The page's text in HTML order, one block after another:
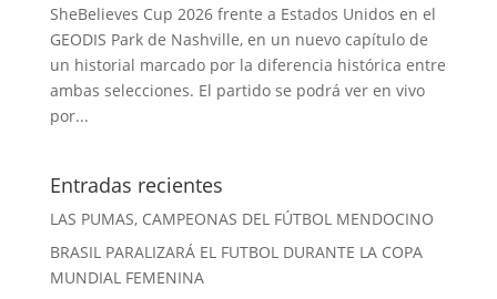
SheBelieves Cup 2026 frente a Estados Unidos en el
GEODIS Park de Nashville, en un nuevo capítulo de
un historial marcado por la diferencia histórica entre
ambas selecciones. El partido se podrá ver en vivo
por...
Entradas recientes
LAS PUMAS, CAMPEONAS DEL FÚTBOL MENDOCINO
BRASIL PARALIZARÁ EL FUTBOL DURANTE LA COPA
MUNDIAL FEMENINA